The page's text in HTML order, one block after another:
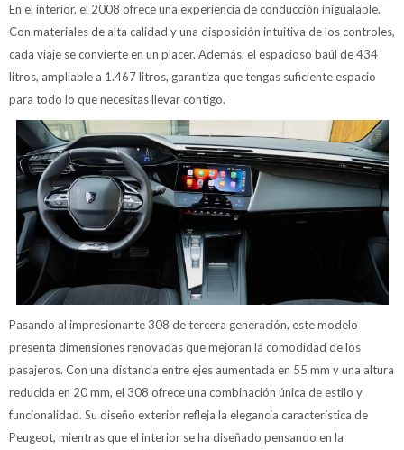
En el interior, el 2008 ofrece una experiencia de conducción inigualable.
Con materiales de alta calidad y una disposición intuitiva de los controles,
cada viaje se convierte en un placer. Además, el espacioso baúl de 434
litros, ampliable a 1.467 litros, garantiza que tengas suficiente espacio
para todo lo que necesitas llevar contigo.
Pasando al impresionante 308 de tercera generación, este modelo
presenta dimensiones renovadas que mejoran la comodidad de los
pasajeros. Con una distancia entre ejes aumentada en 55 mm y una altura
reducida en 20 mm, el 308 ofrece una combinación única de estilo y
funcionalidad. Su diseño exterior refleja la elegancia característica de
Peugeot, mientras que el interior se ha diseñado pensando en la